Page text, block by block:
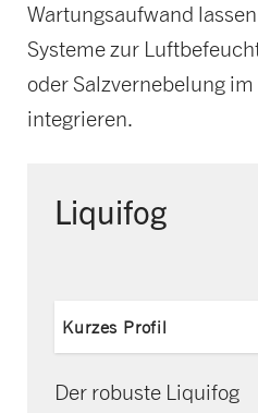
Wartungsaufwand
Systeme zur
oder Salzvernebelung
integrieren.
Liquifog
Kurzes Profil
Der robuste Liquifog